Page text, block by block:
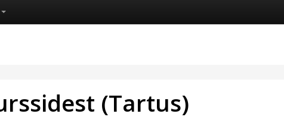
(Tartus)